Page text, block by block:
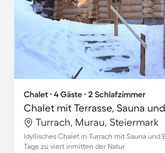
Chalet ∙ 4 Gäste ∙ 2 Schlafzimmer
Turrach, Murau, Steiermark
Idyllisches Chalet in Turrach mit Sauna und
Tage zu viert inmitten der Natur